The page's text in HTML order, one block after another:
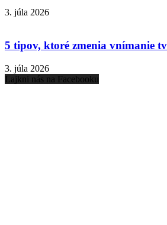
3. júla 2026
5 tipov, ktoré zmenia vnímanie
3. júla 2026
Lajkni nás na Facebooku